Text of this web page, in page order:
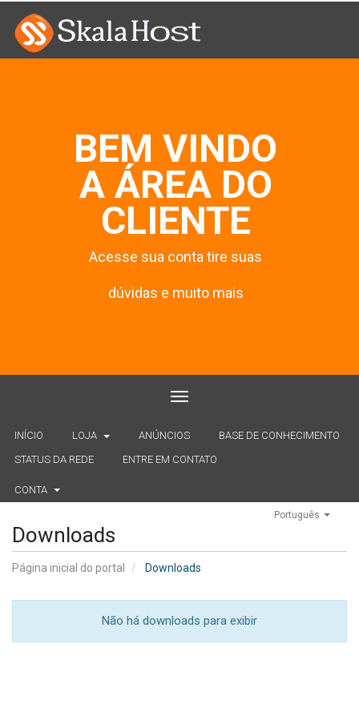
BEM VINDO
A ÁREA DO
CLIENTE
Acesse sua conta tire suas
dúvidas e muito mais
Toggle navigation
INÍCIO LOJA ANÚNCIOS
BASE DE CONHECIMENTO
STATUS DA REDE
ENTRE EM CONTATO
CONTA
Português
Downloads
Página inicial do portal Downloads
Não há downloads para exibir